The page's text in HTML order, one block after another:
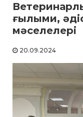
ғылыми,
мәселелері
20.09.2024